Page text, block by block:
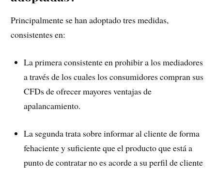
Principalmente se han adoptado tres medidas,
consistentes en:
La primera consistente en prohibir a los mediadores
a través de los cuales los consumidores compran sus
CFDs de ofrecer mayores ventajas de
apalancamiento.
La segunda trata sobre informar al cliente de forma
fehaciente y suficiente que el producto que está a
punto de contratar no es acorde a su perfil de cliente